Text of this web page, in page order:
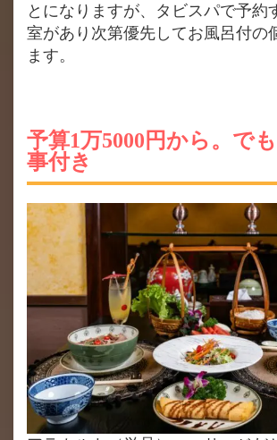
とになりますが、タビスパで予約
室があり次第優先してお風呂付の
ます。
予算1万5000円から。で
事付き